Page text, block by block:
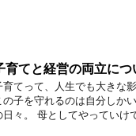
育てと経営の両立につ
育てって、人生でも大きな
の子を守れるのは自分しか
日々。 母としてやっていけ